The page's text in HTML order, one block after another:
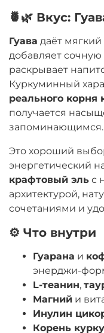
🍍🌿 Вкус:
Гуава даёт
добавляет сочную
раскрывает
Куркуминный
реального корня
получается
запоминающимся.
Это хороший
энергетический
крафтовый эль с
архитектурой,
сочетаниями и
⚙️ Что внутри
Гуарана и
энерджи-
L-теанин,
Магний и
Инулин
Корень